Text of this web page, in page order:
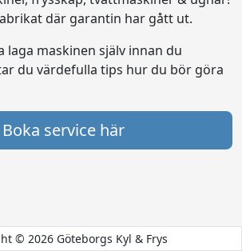
där garantin har gått ut.
laga maskinen själv innan du
du värdefulla tips hur du bör göra
Boka service här
© 2026 Göteborgs Kyl & Frys